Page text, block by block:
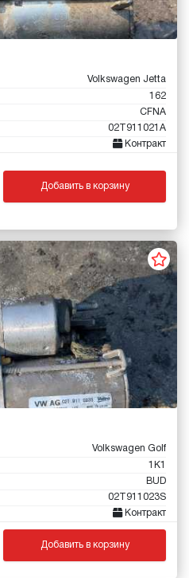
Volkswagen Jetta
162
CFNA
02T911021A
Контракт
Добавить в корзину
Volkswagen Golf
1K1
BUD
02T911023S
Контракт
Добавить в корзину